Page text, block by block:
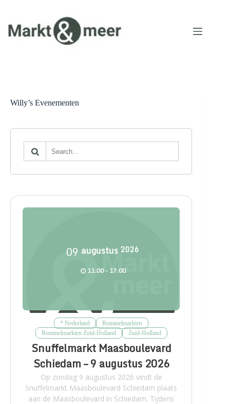
de
inhoud
Willy’s Evenementen
09 augustus 2026
11:00 - 17:00
* Nederland
Rommelmarkten
Rommelmarkten Zuid-Holland
Zuid-Holland
Snuffelmarkt Maasboulevard
Schiedam – 9 augustus 2026
Op zondag 9 augustus 2026 vindt de
Snuffelmarkt Maasboulevard Schiedam plaats
aan de Maasboulevard in Schiedam. Tijdens